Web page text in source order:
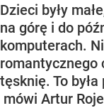
Dzieci były
na górę i do
komputerach.
romantycznego
tęsknię. To
mówi Artur